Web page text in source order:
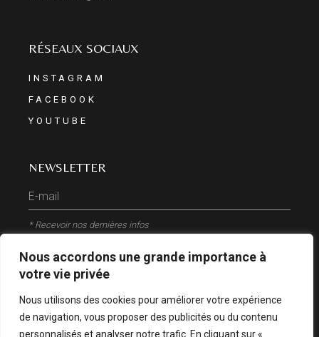
Nous accordons une grande importance à
votre vie privée
Nous utilisons des cookies pour améliorer votre expérience
de navigation, vous proposer des publicités ou du contenu
personnalisés et analyser notre trafic. En cliquant sur «
RÉSEAUX SOCIAUX
INSTAGRAM
FACEBOOK
YOUTUBE
NEWSLETTER
* Recevoir nos dernières infos
ENVOYER